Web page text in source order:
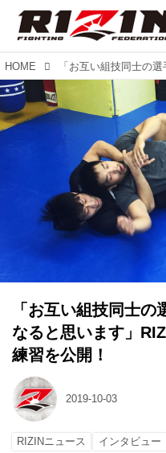
HOME
「お互い組技同士
なると思います」
練習を公開！
2019-10-03
RIZINニュース インタビュー